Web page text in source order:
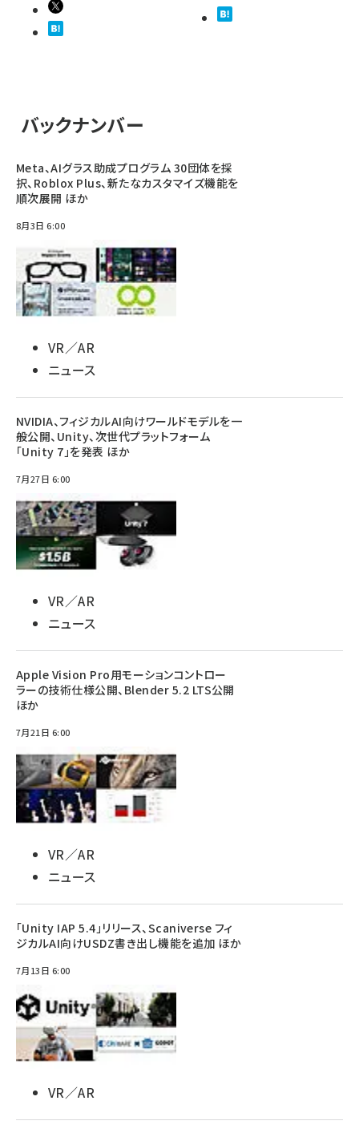
バックナンバー
Meta、AIグラス助成プログラム 30団体を採
択、Roblox Plus、新たなカスタマイズ機能を
順次展開 ほか
8月3日 6:00
VR／AR
ニュース
NVIDIA、フィジカルAI向けワールドモデルを一
般公開、Unity、次世代プラットフォーム
「Unity 7」を発表 ほか
7月27日 6:00
VR／AR
ニュース
Apple Vision Pro用モーションコントロー
ラーの技術仕様公開、Blender 5.2 LTS公開
ほか
7月21日 6:00
VR／AR
ニュース
「Unity IAP 5.4」リリース、Scaniverse フィ
ジカルAI向けUSDZ書き出し機能を追加 ほか
7月13日 6:00
VR／AR